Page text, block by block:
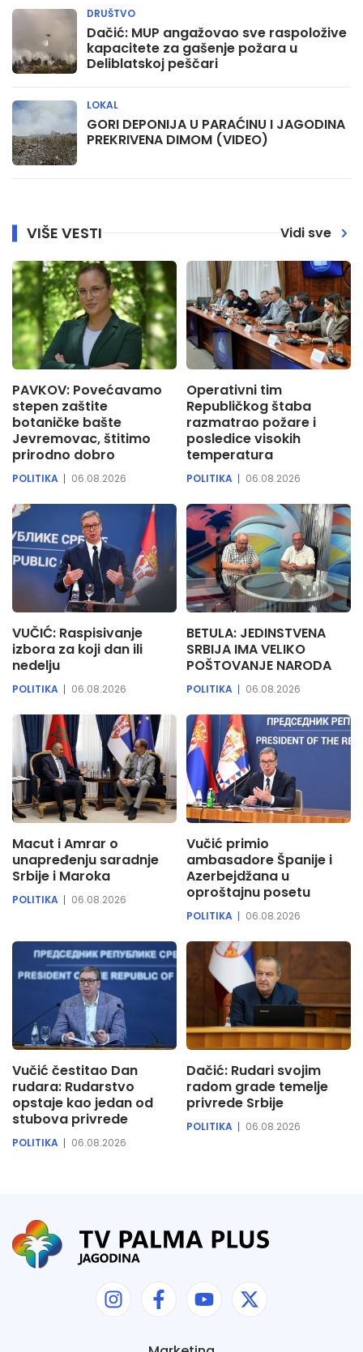
Dačić: MUP angažovao sve raspoložive
kapacitete za gašenje požara u
Deliblatskoj peščari
DRUŠTVO
GORI DEPONIJA U PARAĆINU I JAGODINA
PREKRIVENA DIMOM (VIDEO)
LOKAL
VIŠE VESTI Vidi sve
PAVKOV: Povećavamo
stepen zaštite
botaničke bašte
Jevremovac, štitimo
prirodno dobro
POLITIKA 06.08.2026
Operativni tim
Republičkog štaba
razmatrao požare i
posledice visokih
temperatura
POLITIKA 06.08.2026
VUČIĆ: Raspisivanje
izbora za koji dan ili
nedelju
POLITIKA 06.08.2026
BETULA: JEDINSTVENA
SRBIJA IMA VELIKO
POŠTOVANJE NARODA
POLITIKA 06.08.2026
Macut i Amrar o
unapređenju saradnje
Srbije i Maroka
POLITIKA 06.08.2026
Vučić primio
ambasadore Španije i
Azerbejdžana u
oproštajnu posetu
POLITIKA 06.08.2026
Vučić čestitao Dan
rudara: Rudarstvo
opstaje kao jedan od
stubova privrede
POLITIKA 06.08.2026
Dačić: Rudari svojim
radom grade temelje
privrede Srbije
POLITIKA 06.08.2026